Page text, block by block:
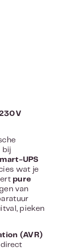
bij
UPS
wat je
pure
van
pieken
(AVR)